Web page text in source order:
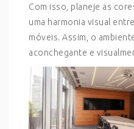
Com isso, planeje as
uma harmonia visual
móveis. Assim, o
aconchegante e